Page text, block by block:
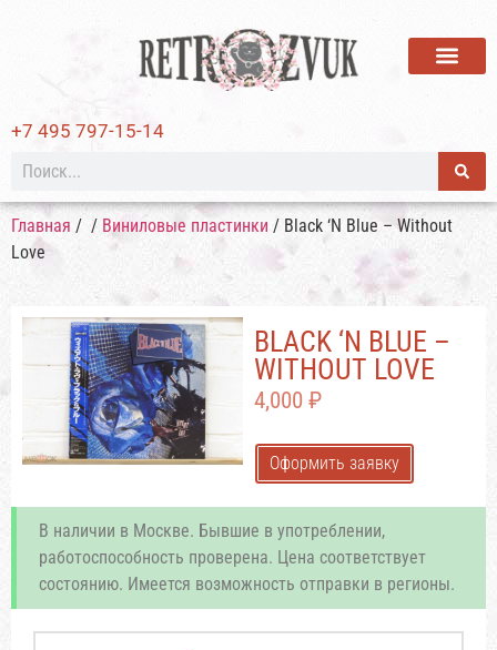
+7 495 797-15-14
Главная / / Виниловые пластинки / Black ‘N Blue – Without
Love
BLACK ‘N BLUE –
WITHOUT LOVE
4,000 ₽
Оформить заявку
В наличии в Москве. Бывшие в употреблении,
работоспособность проверена. Цена соответствует
состоянию. Имеется возможность отправки в регионы.